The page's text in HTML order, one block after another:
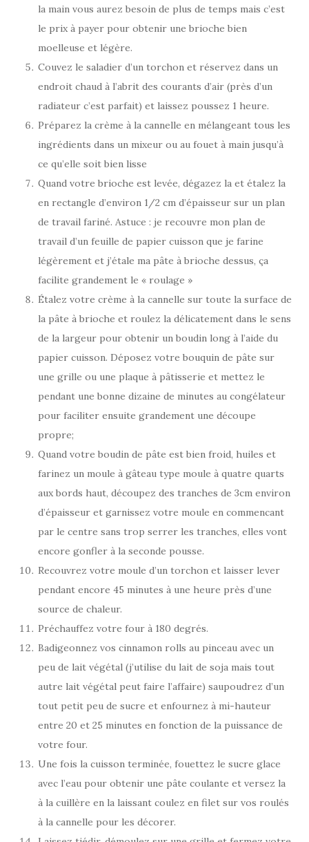
la main vous aurez besoin de plus de temps mais c’est
le prix à payer pour obtenir une brioche bien
moelleuse et légère.
Couvez le saladier d’un torchon et réservez dans un
endroit chaud à l’abrit des courants d’air (près d’un
radiateur c’est parfait) et laissez poussez 1 heure.
Préparez la crème à la cannelle en mélangeant tous les
ingrédients dans un mixeur ou au fouet à main jusqu’à
ce qu’elle soit bien lisse
Quand votre brioche est levée, dégazez la et étalez la
en rectangle d’environ 1/2 cm d’épaisseur sur un plan
de travail fariné. Astuce : je recouvre mon plan de
travail d’un feuille de papier cuisson que je farine
légèrement et j’étale ma pâte à brioche dessus, ça
facilite grandement le « roulage »
Étalez votre crème à la cannelle sur toute la surface de
la pâte à brioche et roulez la délicatement dans le sens
de la largeur pour obtenir un boudin long à l’aide du
papier cuisson. Déposez votre bouquin de pâte sur
une grille ou une plaque à pâtisserie et mettez le
pendant une bonne dizaine de minutes au congélateur
pour faciliter ensuite grandement une découpe
propre;
Quand votre boudin de pâte est bien froid, huiles et
farinez un moule à gâteau type moule à quatre quarts
aux bords haut, découpez des tranches de 3cm environ
d’épaisseur et garnissez votre moule en commencant
par le centre sans trop serrer les tranches, elles vont
encore gonfler à la seconde pousse.
Recouvrez votre moule d’un torchon et laisser lever
pendant encore 45 minutes à une heure près d’une
source de chaleur.
Préchauffez votre four à 180 degrés.
Badigeonnez vos cinnamon rolls au pinceau avec un
peu de lait végétal (j’utilise du lait de soja mais tout
autre lait végétal peut faire l’affaire) saupoudrez d’un
tout petit peu de sucre et enfournez à mi-hauteur
entre 20 et 25 minutes en fonction de la puissance de
votre four.
Une fois la cuisson terminée, fouettez le sucre glace
avec l’eau pour obtenir une pâte coulante et versez la
à la cuillère en la laissant coulez en filet sur vos roulés
à la cannelle pour les décorer.